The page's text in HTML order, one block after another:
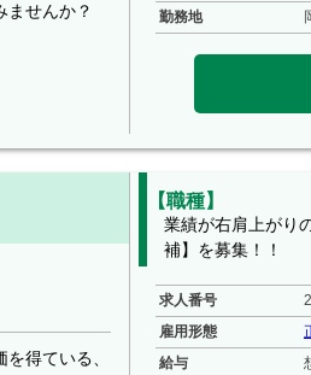
ませんか？
勤務地
得ている、
【職種】
業績が右肩上がり
補】を募集！！
求人番号
雇用形態
給与